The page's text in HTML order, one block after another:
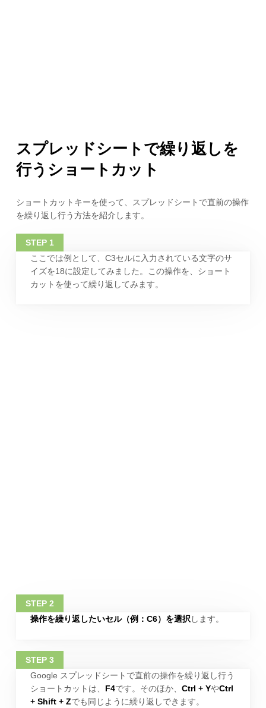
スプレッドシートで繰り返しを
行うショートカット
ショートカットキーを使って、スプレッドシートで直前の操作
を繰り返し行う方法を紹介します。
ここでは例として、C3セルに入力されている文字のサ
イズを18に設定してみました。この操作を、ショート
カットを使って繰り返してみます。
操作を繰り返したいセル（例：C6）を選択 します。
Google スプレッドシートで直前の操作を繰り返し行う
ショートカットは、 F4です。そのほか、 Ctrl + YやCtrl
+ Shift + Zでも同じように繰り返しできます。